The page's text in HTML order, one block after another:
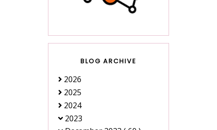
BLOG ARCHIVE
2026
2025
2024
2023